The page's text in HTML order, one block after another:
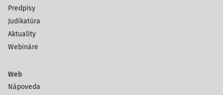
Predpisy
Judikatúra
Aktuality
Webináre
Web
Nápoveda